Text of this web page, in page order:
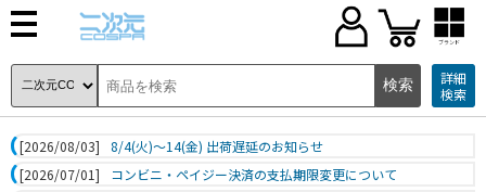
ブランド
詳細
検索
[2026/08/03]
8/4(火)～14(金) 出荷遅延のお知らせ
[2026/07/01]
コンビニ・ペイジー決済の支払期限変更について